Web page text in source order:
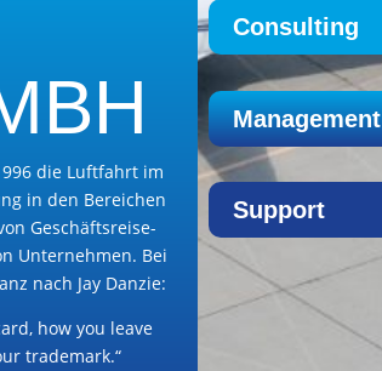
die Luftfahrt im
in den Bereichen
Geschäftsreise-
Unternehmen. Bei
nach Jay Danzie:
how you leave
trademark.“
Consulting
Management
Support